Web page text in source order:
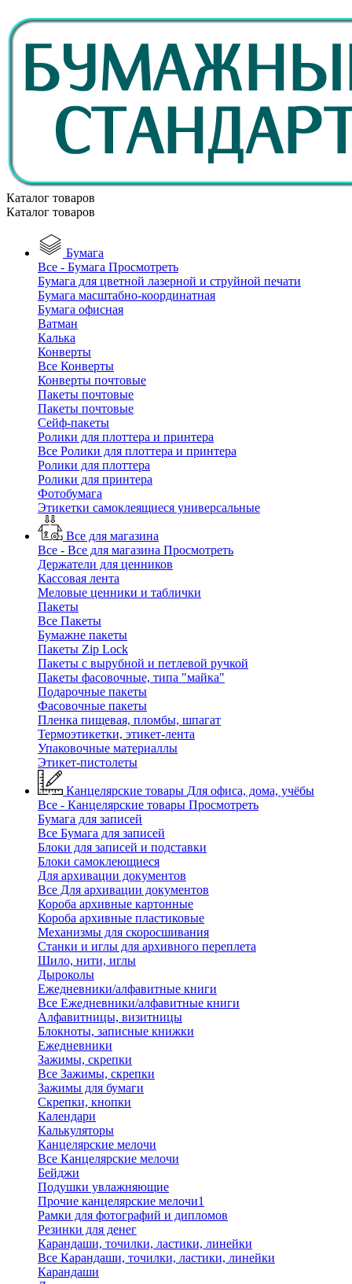
Каталог товаров
Каталог товаров
Бумага
Все - Бумага Просмотреть
Бумага для цветной лазерной и струйной печати
Бумага масштабно-координатная
Бумага офисная
Ватман
Калька
Конверты
Все Конверты
Конверты почтовые
Пакеты почтовые
Пакеты почтовые
Сейф-пакеты
Ролики для плоттера и принтера
Все Ролики для плоттера и принтера
Ролики для плоттера
Ролики для принтера
Фотобумага
Этикетки самоклеящиеся универсальные
Все для магазина
Все - Все для магазина Просмотреть
Держатели для ценников
Кассовая лента
Меловые ценники и таблички
Пакеты
Все Пакеты
Бумажне пакеты
Пакеты Zip Lock
Пакеты с вырубной и петлевой ручкой
Пакеты фасовочные, типа "майка"
Подарочные пакеты
Фасовочные пакеты
Пленка пищевая, пломбы, шпагат
Термоэтикетки, этикет-лента
Упаковочные материаллы
Этикет-пистолеты
Канцелярские товары Для офиса, дома, учёбы
Все - Канцелярские товары Просмотреть
Бумага для записей
Все Бумага для записей
Блоки для записей и подставки
Блоки самоклеющиеся
Для архивации документов
Все Для архивации документов
Короба архивные картонные
Короба архивные пластиковые
Механизмы для скоросшивания
Станки и иглы для архивного переплета
Шило, нити, иглы
Дыроколы
Ежедневники/алфавитные книги
Все Ежедневники/алфавитные книги
Алфавитницы, визитницы
Блокноты, записные книжки
Ежедневники
Зажимы, скрепки
Все Зажимы, скрепки
Зажимы для бумаги
Скрепки, кнопки
Календари
Калькуляторы
Канцелярские мелочи
Все Канцелярские мелочи
Бейджи
Подушки увлажняющие
Прочие канцелярские мелочи1
Рамки для фотографий и дипломов
Резинки для денег
Карандаши, точилки, ластики, линейки
Все Карандаши, точилки, ластики, линейки
Карандаши